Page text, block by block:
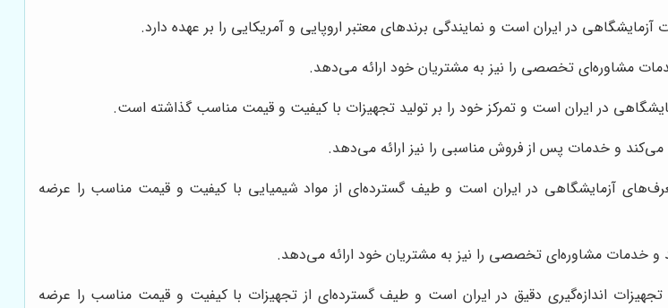
آزمایشگاهی در ایران است و نمایندگی برندهای معتبر اروپایی و آمریکایی را بر عهده دارد.
مشاوره‌ای تخصصی را نیز به مشتریان خود ارائه می‌دهد.
در ایران است و تمرکز خود را بر تولید تجهیزات با کیفیت و قیمت مناسب گذاشته است.
و خدمات پس از فروش مناسبی را نیز ارائه می‌دهد.
آزمایشگاهی در ایران است و طیف گسترده‌ای از مواد شیمیایی با کیفیت و قیمت مناسب را عرضه
و خدمات مشاوره‌ای تخصصی را نیز به مشتریان خود ارائه می‌دهد.
اندازه‌گیری دقیق در ایران است و طیف گسترده‌ای از تجهیزات با کیفیت و قیمت مناسب را عرضه